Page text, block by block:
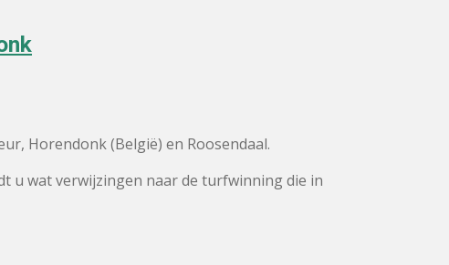
Horendonk (België) en Roosendaal.
u wat verwijzingen naar de turfwinning die in